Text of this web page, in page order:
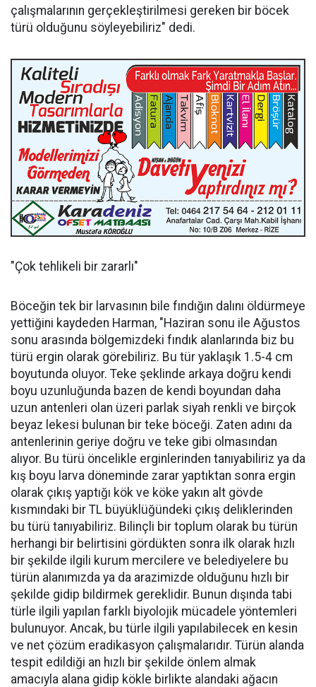
çalışmalarının gerçekleştirilmesi gereken bir böcek
türü olduğunu söyleyebiliriz" dedi.
"Çok tehlikeli bir zararlı"
Böceğin tek bir larvasının bile fındığın dalını öldürmeye
yettiğini kaydeden Harman, "Haziran sonu ile Ağustos
sonu arasında bölgemizdeki fındık alanlarında biz bu
türü ergin olarak görebiliriz. Bu tür yaklaşık 1.5-4 cm
boyutunda oluyor. Teke şeklinde arkaya doğru kendi
boyu uzunluğunda bazen de kendi boyundan daha
uzun antenleri olan üzeri parlak siyah renkli ve birçok
beyaz lekesi bulunan bir teke böceği. Zaten adını da
antenlerinin geriye doğru ve teke gibi olmasından
alıyor. Bu türü öncelikle erginlerinden tanıyabiliriz ya da
kış boyu larva döneminde zarar yaptıktan sonra ergin
olarak çıkış yaptığı kök ve köke yakın alt gövde
kısmındaki bir TL büyüklüğündeki çıkış deliklerinden
bu türü tanıyabiliriz. Bilinçli bir toplum olarak bu türün
herhangi bir belirtisini gördükten sonra ilk olarak hızlı
bir şekilde ilgili kurum mercilere ve belediyelere bu
türün alanımızda ya da arazimizde olduğunu hızlı bir
şekilde gidip bildirmek gereklidir. Bunun dışında tabi
türle ilgili yapılan farklı biyolojik mücadele yöntemleri
bulunuyor. Ancak, bu türle ilgili yapılabilecek en kesin
ve net çözüm eradikasyon çalışmalarıdır. Türün alanda
tespit edildiği an hızlı bir şekilde önlem almak
amacıyla alana gidip kökle birlikte alandaki ağacın